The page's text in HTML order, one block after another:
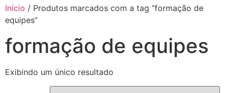
Início / Produtos marcados com a tag “formação de
equipes”
formação de equipes
Exibindo um único resultado